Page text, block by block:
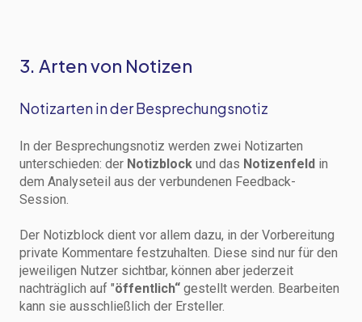
3. Arten von Notizen
Notizarten in der Besprechungsnotiz
In der Besprechungsnotiz werden zwei Notizarten
unterschieden: der Notizblock und das Notizenfeld in
dem Analyseteil aus der verbundenen Feedback-
Session.
Der Notizblock dient vor allem dazu, in der Vorbereitung
private Kommentare festzuhalten. Diese sind nur für den
jeweiligen Nutzer sichtbar, können aber jederzeit
nachträglich auf "öffentlich“ gestellt werden. Bearbeiten
kann sie ausschließlich der Ersteller.